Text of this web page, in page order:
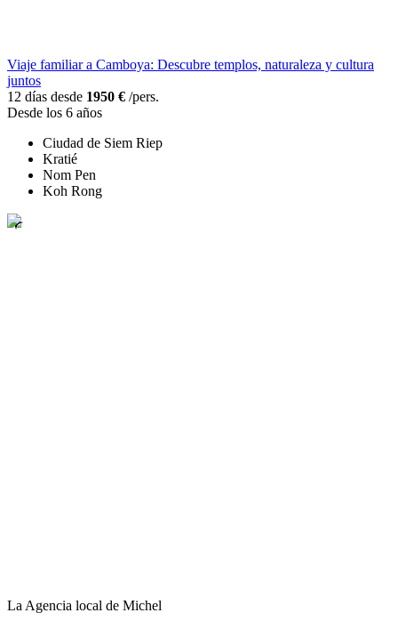
Viaje familiar a Camboya: Descubre templos, naturaleza y cultura
juntos
12 días desde 1950 € /pers.
Desde los 6 años
Ciudad de Siem Riep
Kratié
Nom Pen
Koh Rong
La Agencia local de Michel